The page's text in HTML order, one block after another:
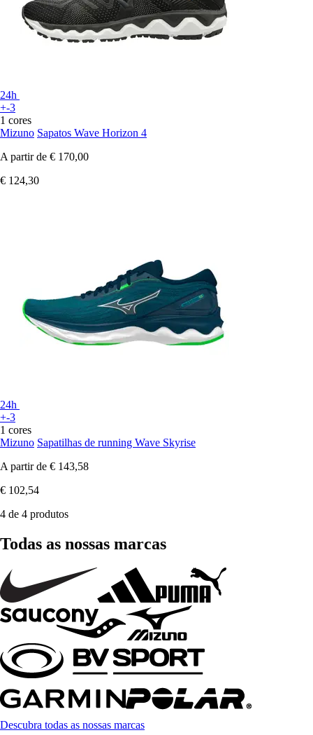
24h
+-3
1 cores
Mizuno Sapatos Wave Horizon 4
A partir de € 170,00
€ 124,30
24h
+-3
1 cores
Mizuno Sapatilhas de running Wave Skyrise
A partir de € 143,58
€ 102,54
4 de 4 produtos
Todas as nossas marcas
Descubra todas as nossas marcas